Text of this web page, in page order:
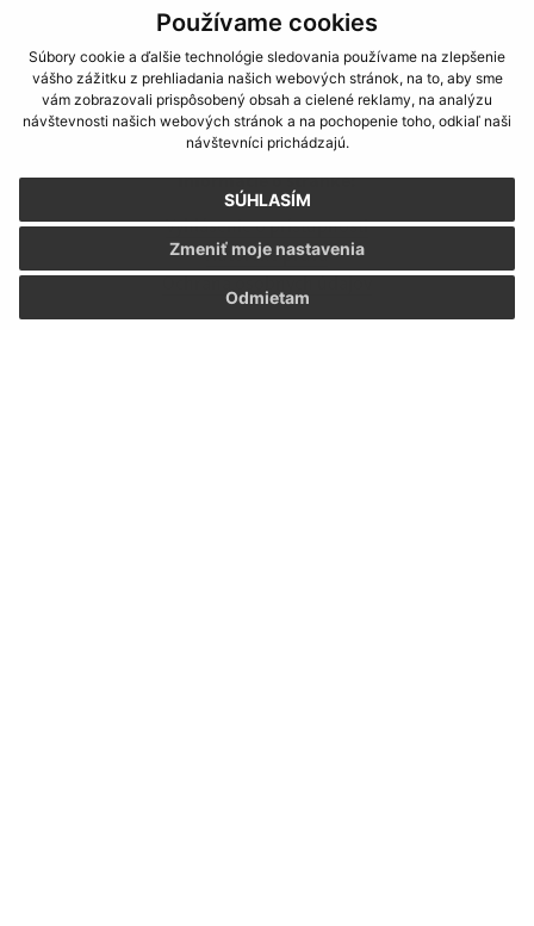
Používame cookies
Súbory cookie a ďalšie technológie sledovania používame na zlepšenie
vášho zážitku z prehliadania našich webových stránok, na to, aby sme
vám zobrazovali prispôsobený obsah a cielené reklamy, na analýzu
návštevnosti našich webových stránok a na pochopenie toho, odkiaľ naši
návštevníci prichádzajú.
SÚHLASÍM
Odmietam
Zmeniť moje nastavenia
Informácie o stránke:
Vyhlásenie o prístupnosti
Autorské práva
Ochrana osobných údajov
Navigácia: